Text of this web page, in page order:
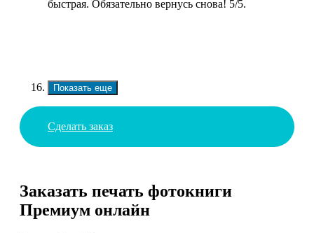
быстрая. Обязательно вернусь снова! 5/5.
Показать еще
Сделать заказ
Заказать печать фотокниги
Премиум онлайн